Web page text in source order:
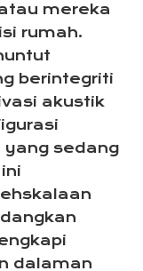
mereka
rumah.
berintegriti
akustik
yang sedang
dalaman